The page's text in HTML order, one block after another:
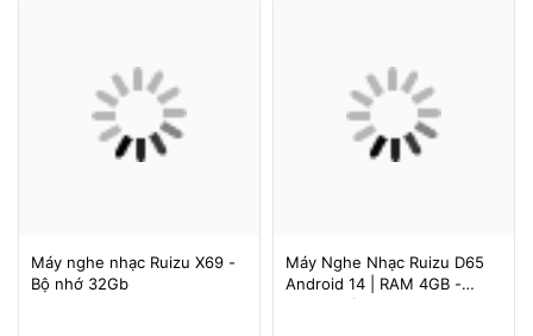
Máy nghe nhạc Ruizu X69 -
Bộ nhớ 32Gb
Máy Nghe Nhạc Ruizu D65
Android 14 | RAM 4GB -
64GB Chính Hãng